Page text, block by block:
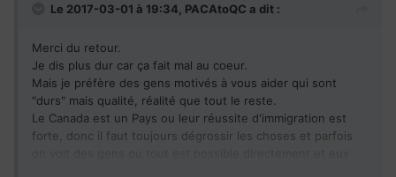
Le 2017-03-01 à 19:34, PACAtoQC a dit :
Merci du retour.
Je dis plus dur car ça fait mal au coeur.
Mais je préfère des gens motivés à vous aider qui sont
"durs" mais qualité, réalité que tout le reste.
Le Canada est un Pays ou leur réussite d'immigration est
forte, donc il faut toujours dégrossir les choses et parfois